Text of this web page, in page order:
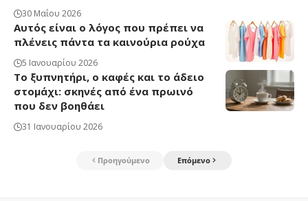
30 Μαΐου 2026
Αυτός είναι ο λόγος που πρέπει να
πλένεις πάντα τα καινούρια ρούχα
5 Ιανουαρίου 2026
Το ξυπνητήρι, ο καφές και το άδειο
στομάχι: σκηνές από ένα πρωινό
που δεν βοηθάει
31 Ιανουαρίου 2026
Προηγούμενο Επόμενο